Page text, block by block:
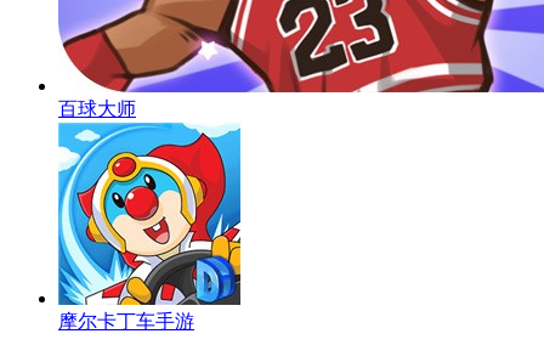
百球大师
摩尔卡丁车手游